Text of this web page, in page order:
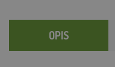
OPIS